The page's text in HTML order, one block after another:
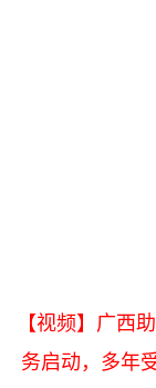
【视频】广西
务启动，多年